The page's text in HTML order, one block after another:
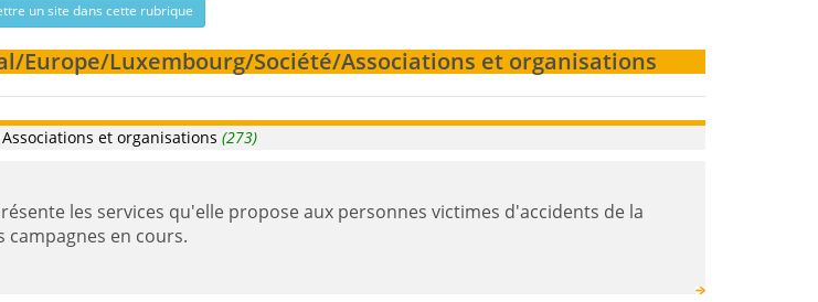
un site dans cette rubrique
Europe/Luxembourg/Société/Associations et organisations
et organisations (273)
en cours.